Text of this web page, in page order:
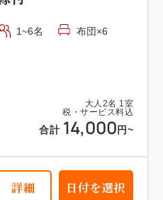
大人 2名 1室
税・サービス料込
合計 14,000 円~
1~6名 布団×6
詳細 日付を選択